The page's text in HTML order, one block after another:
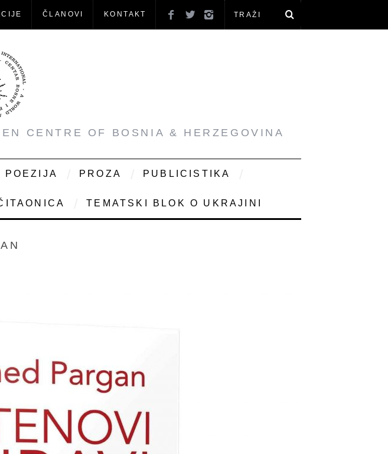
ČLANOVI KONTAKT
CENTRE OF BOSNIA & HERZEGOVINA
POEZIJA PROZA PUBLICISTIKA
TEMATSKI BLOK O UKRAJINI